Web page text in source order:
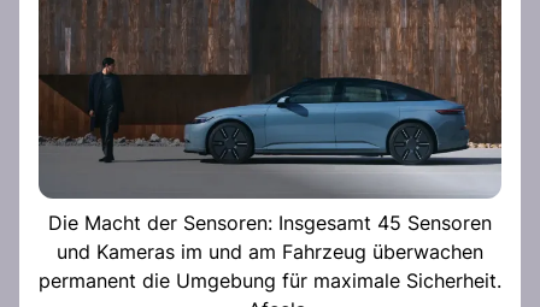
Die Macht der Sensoren: Insgesamt 45 Sensoren
und Kameras im und am Fahrzeug überwachen
permanent die Umgebung für maximale Sicherheit.